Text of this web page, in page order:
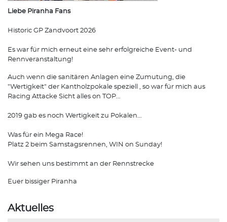
Liebe Piranha Fans
Historic GP Zandvoort 2026
Es war für mich erneut eine sehr erfolgreiche Event- und
Rennveranstaltung!
Auch wenn die sanitären Anlagen eine Zumutung, die
"Wertigkeit" der Kantholzpokale speziell , so war für mich aus
Racing Attacke Sicht alles on TOP...
2019 gab es noch Wertigkeit zu Pokalen...
Was für ein Mega Race!
Platz 2 beim Samstagsrennen, WIN on Sunday!
Wir sehen uns bestimmt an der Rennstrecke
Euer bissiger Piranha
Aktuelles